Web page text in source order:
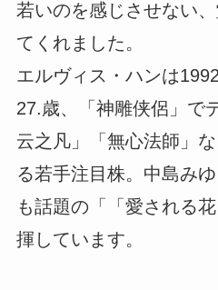
若いのを感じさせない
てくれました。
エルヴィス・ハンは
27.歳、「神雕侠侶」で
云之凡」「無心法師」
る若手注目株。中島み
も話題の「「愛される
揮しています。